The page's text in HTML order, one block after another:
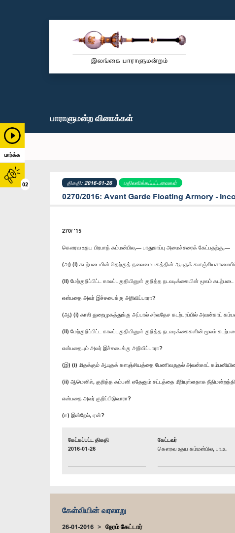
பார்க்க
02
பாராளுமன்ற வினாக்கள்
திகதி: 2016-01-26 பதிலளிக்கப்பட்டவைகள்
0270/2016: Avant Garde Floating Armory -
270/ '15
கௌரவ உதய பிரபாத் கம்மன்பில,— பாதுகாப்பு அமைச்சரைக் கேட்பதற்கு,—
(அ) (i) கடற்படையின் தெற்குத் தலைமையகத்தின் ஆயுதக் களஞ்சியசாலையில்
(ii) மேற்குறிப்பிட்ட காலப்பகுதியினுள் குறித்த நடவடிக்கையின் மூலம்
என்பதை அவர் இச்சபைக்கு அறிவிப்பாரா?
(ஆ) (i) காலி துறைமுகத்துக்கு அப்பால் சர்வதேச கடற்பரப்பில் அவன்காட்
(ii) மேற்குறிப்பிட்ட காலப்பகுதியினுள் குறித்த நடவடிக்கைகளின் மூலம்
என்பதையும் அவர் இச்சபைக்கு அறிவிப்பாரா?
(இ) (i) மிதக்கும் ஆயுதக் களஞ்சியத்தை பேணிவருதல் அவன்காட்
(ii) ஆமெனில், குறித்த கம்பனி ஏதேனும் சட்டத்தை மீறியுள்ளதாக
என்பதை அவர் குறிப்பிடுவாரா?
(ஈ) இன்றேல், ஏன்?
கேட்கப்பட்ட திகதி
2016-01-26
கேட்டவர்
கௌரவ உதய கம்மன்பில, பா.உ.
கேள்வியின் வரலாறு
26-01-2016
நேரம் கேட்டார்